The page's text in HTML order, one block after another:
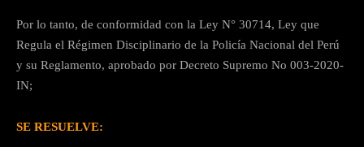
Por lo tanto, de conformidad con la Ley N° 30714, Ley que
Regula el Régimen Disciplinario de la Policía Nacional del Perú
y su Reglamento, aprobado por Decreto Supremo No 003-2020-
IN;
SE RESUELVE: